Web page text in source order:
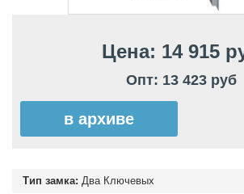
Цена: 14 915
Опт: 13 423 руб
в архиве
Тип замка: Два Ключевых